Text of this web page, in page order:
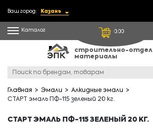
Ваш город: Казань
Каталог 0.00
строительно-
материалы
Главная Эмали
Алкидные эмали
СТАРТ эмаль ПФ-115 зеленый 20 кг.
СТАРТ ЭМАЛЬ ПФ-115 ЗЕЛЕНЫЙ 20 КГ.